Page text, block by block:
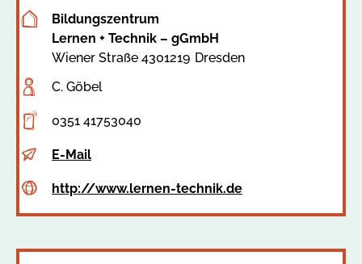
Adresse
Bildungszentrum
Lernen + Technik – gGmbH
Wiener Straße 4301219 Dresden
C. Göbel
0351 41753040
Mail
E-Mail
http://www.lernen-technik.de